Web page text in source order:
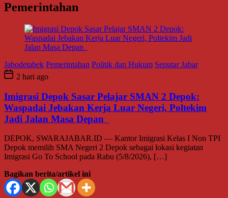
Pemerintahan
Jabodetabek Pemerintahan Politik dan Hukum Seputar Jabar
2 hari ago
Imigrasi Depok Sasar Pelajar SMAN 2 Depok:
Waspadai Jebakan Kerja Luar Negeri, Poltekim
Jadi Jalan Masa Depan
DEPOK, SWARAJABAR.ID — Kantor Imigrasi Kelas I Non TPI
Depok memilih SMA Negeri 2 Depok sebagai lokasi kegiatan
Imigrasi Go To School pada Rabu (5/8/2026), […]
Bagikan berita/artikel ini